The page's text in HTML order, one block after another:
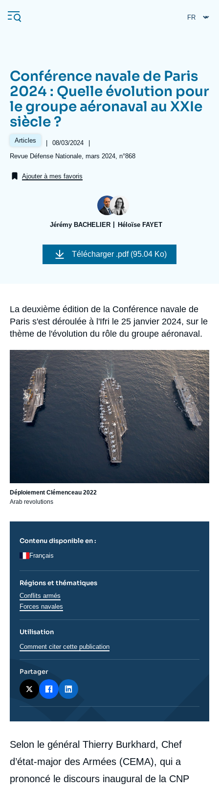
au
contenu
Navigation
principale
L'Ifri
Analyses
Événements
Se connecter
À propos de l'Ifri
L'Ifri en bref
Recherches fréquentes
Conférence navale de Paris
2024 : Quelle évolution pour
le groupe aéronaval au XXIe
siècle ?
Articles |
Date
de
08/03/2024
|
Références
Revue Défense Nationale, mars 2024, n°868
Ajouter à mes favoris
Jérémy BACHELIER Héloïse FAYET
Image
couverture
Télécharger .pdf (95.04 Ko)
Accroche
La deuxième édition de la Conférence navale de
Paris s'est déroulée à l'Ifri le 25 janvier 2024, sur le
thème de l'évolution du rôle du groupe aéronaval.
Image
principale
Déploiement Clémenceau 2022
Arab revolutions
Corps
analyses
Selon le général Thierry Burkhard, Chef
d’état-major des Armées (CEMA), qui a
prononcé le discours inaugural de la CNP
Contenu disponible en :
Français
Régions et thématiques
Thématiques
analyses
Conflits armés
Forces navales
Utilisation
Comment citer cette publication
Partager